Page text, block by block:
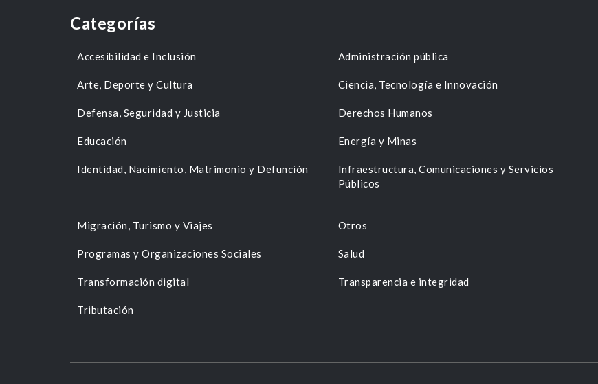
Categorías
Accesibilidad e Inclusión Administración pública
Arte, Deporte y Cultura Ciencia, Tecnología e Innovación
Defensa, Seguridad y Justicia Derechos Humanos
Educación Energía y Minas
Identidad, Nacimiento, Matrimonio y Defunción
Infraestructura, Comunicaciones y Servicios
Públicos
Migración, Turismo y Viajes Otros
Programas y Organizaciones Sociales Salud
Transformación digital Transparencia e integridad
Tributación